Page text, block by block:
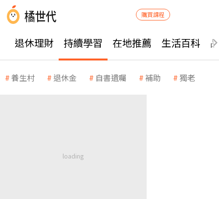
購買課程
退休理財 持續學習 在地推薦 生活百科
養生村 退休金 自書遺囑 補助 獨老